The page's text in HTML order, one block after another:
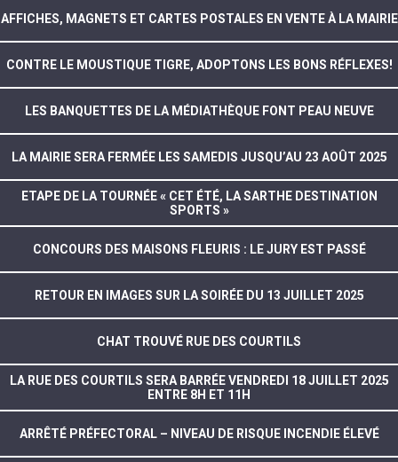
AFFICHES, MAGNETS ET CARTES POSTALES EN VENTE À LA MAIRIE
CONTRE LE MOUSTIQUE TIGRE, ADOPTONS LES BONS RÉFLEXES!
LES BANQUETTES DE LA MÉDIATHÈQUE FONT PEAU NEUVE
LA MAIRIE SERA FERMÉE LES SAMEDIS JUSQU’AU 23 AOÛT 2025
ETAPE DE LA TOURNÉE « CET ÉTÉ, LA SARTHE DESTINATION
SPORTS »
CONCOURS DES MAISONS FLEURIS : LE JURY EST PASSÉ
RETOUR EN IMAGES SUR LA SOIRÉE DU 13 JUILLET 2025
CHAT TROUVÉ RUE DES COURTILS
LA RUE DES COURTILS SERA BARRÉE VENDREDI 18 JUILLET 2025
ENTRE 8H ET 11H
ARRÊTÉ PRÉFECTORAL – NIVEAU DE RISQUE INCENDIE ÉLEVÉ